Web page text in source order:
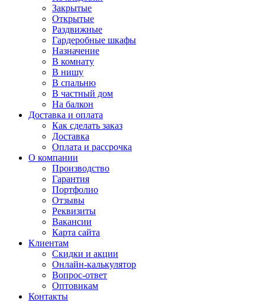
Закрытые
Открытые
Раздвижные
Гардеробные шкафы
Назначение
В комнату
В нишу
В спальню
В частный дом
На балкон
Доставка и оплата
Как сделать заказ
Доставка
Оплата и рассрочка
О компании
Производство
Гарантия
Портфолио
Отзывы
Реквизиты
Вакансии
Карта сайта
Клиентам
Скидки и акции
Онлайн-калькулятор
Вопрос-ответ
Оптовикам
Контакты